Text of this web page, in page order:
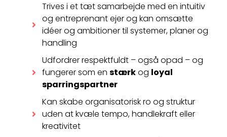
Trives i et tæt samarbejde med en intuitiv
og entreprenant ejer og kan omsætte
idéer og ambitioner til systemer, planer og
handling
Udfordrer respektfuldt – også opad – og
fungerer som en stærkog loyal
sparringspartner
Kan skabe organisatorisk ro og struktur
uden at kvæle tempo, handlekraft eller
kreativitet